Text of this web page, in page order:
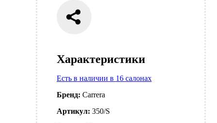
Характеристики
Есть в наличии в 16 салонах
Бренд: Carrera
Артикул: 350/S